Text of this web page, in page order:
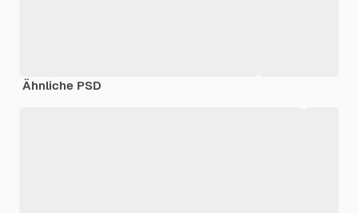
Ähnliche PSD